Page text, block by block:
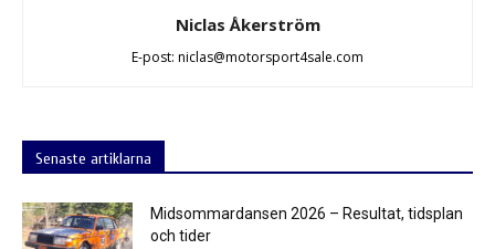
Niclas Åkerström
E-post: niclas@motorsport4sale.com
Senaste artiklarna
Midsommardansen 2026 – Resultat, tidsplan
och tider